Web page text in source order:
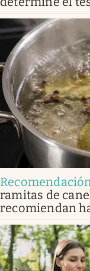
ramitas de
recomiendan